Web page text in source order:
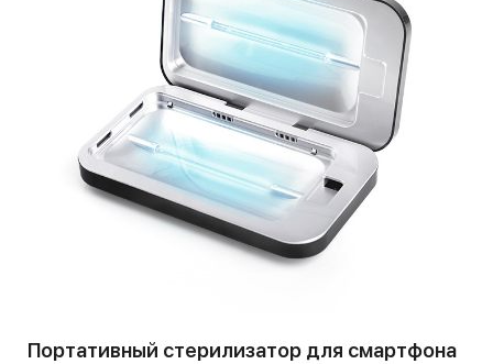
Портативный стерилизатор для смартфона